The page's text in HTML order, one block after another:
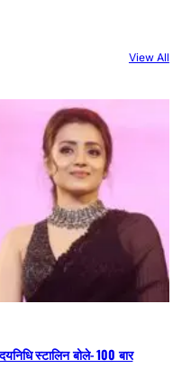
View All
स्टालिन बोले- 100 बार